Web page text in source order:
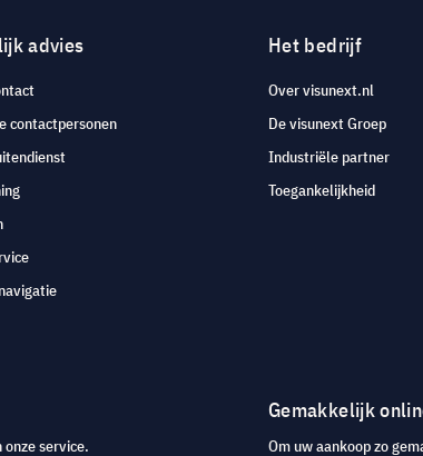
advies
contactpersonen
Het bedrijf
Over visunext.nl
De visunext Groep
Industriële partner
Toegankelijkheid
service.
Gemakkelijk
Om uw aankoop zo